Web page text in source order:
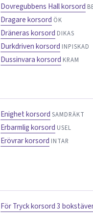
Dovregubbens Hall korsord
Dragare korsord ÖK
Dräneras korsord DIKAS
Durkdriven korsord INPISKAD
Dussinvara korsord KRAM
Enighet korsord SAMDRÄKT
Erbarmlig korsord USEL
Erövrar korsord INTAR
För Tryck korsord 3